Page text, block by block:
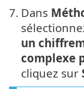
7. Dans
un
complexe
cliquez sur